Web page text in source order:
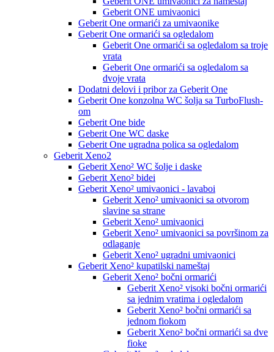
Geberit ONE umivaonici
Geberit One ormarići za umivaonike
Geberit One ormarići sa ogledalom
Geberit One ormarići sa ogledalom sa troje
vrata
Geberit One ormarići sa ogledalom sa
dvoje vrata
Dodatni delovi i pribor za Geberit One
Geberit One konzolna WC šolja sa TurboFlush-
om
Geberit One bide
Geberit One WC daske
Geberit One ugradna polica sa ogledalom
Geberit Xeno2
Geberit Xeno² WC šolje i daske
Geberit Xeno² bidei
Geberit Xeno² umivaonici - lavaboi
Geberit Xeno² umivaonici sa otvorom
slavine sa strane
Geberit Xeno² umivaonici
Geberit Xeno² umivaonici sa površinom za
odlaganje
Geberit Xeno² ugradni umivaonici
Geberit Xeno² kupatilski nameštaj
Geberit Xeno² bočni ormarići
Geberit Xeno² visoki bočni ormarići
sa jednim vratima i ogledalom
Geberit Xeno² bočni ormarići sa
jednom fiokom
Geberit Xeno² bočni ormarići sa dve
fioke